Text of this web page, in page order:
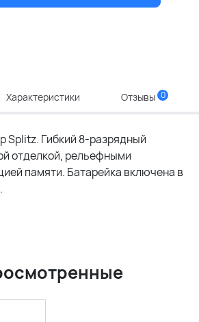
Характеристики Отзывы 0
Splitz. Гибкий 8-разрядный
отделкой, рельефными
памяти. Батарейка включена в